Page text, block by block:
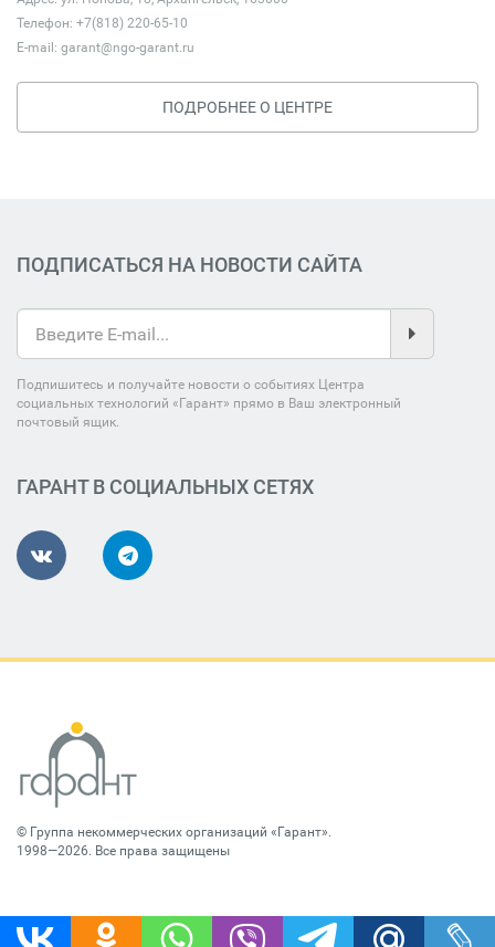
Телефон: +7(818) 220-65-10
E-mail: garant@ngo-garant.ru
ПОДРОБНЕЕ О ЦЕНТРЕ
ПОДПИСАТЬСЯ НА НОВОСТИ САЙТА
Подпишитесь и получайте новости о событиях Центра
социальных технологий «Гарант» прямо в Ваш электронный
почтовый ящик.
ГАРАНТ В СОЦИАЛЬНЫХ СЕТЯХ
© Группа некоммерческих организаций «Гарант».
1998—2026. Все права защищены